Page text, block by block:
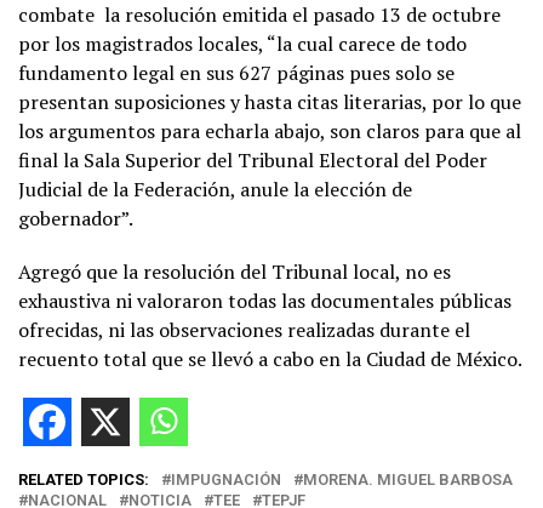
combate la resolución emitida el pasado 13 de octubre
por los magistrados locales, “la cual carece de todo
fundamento legal en sus 627 páginas pues solo se
presentan suposiciones y hasta citas literarias, por lo que
los argumentos para echarla abajo, son claros para que al
final la Sala Superior del Tribunal Electoral del Poder
Judicial de la Federación, anule la elección de
gobernador”.
Agregó que la resolución del Tribunal local, no es
exhaustiva ni valoraron todas las documentales públicas
ofrecidas, ni las observaciones realizadas durante el
recuento total que se llevó a cabo en la Ciudad de México.
RELATED TOPICS: IMPUGNACIÓN
MORENA. MIGUEL BARBOSA
NACIONAL
NOTICIA TEE TEPJF